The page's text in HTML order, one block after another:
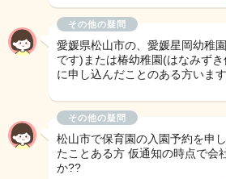
その他の疑問
愛媛県松山市の、愛媛星岡幼稚
です)または椿幼稚園(はなみず
に申し込んだことのある方いま
その他の疑問
松山市で保育園の入園予約を申
たことある方 仮通知の時点で会
か??